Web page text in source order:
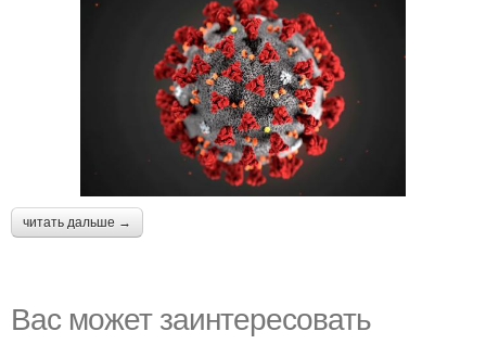
читать дальше →
Вас может заинтересовать